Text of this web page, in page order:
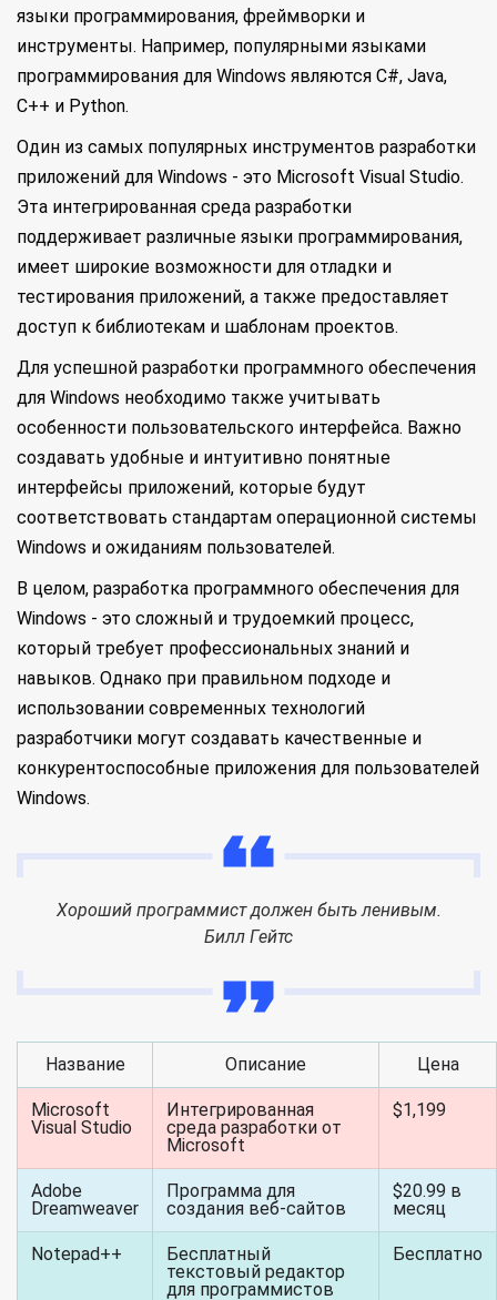
языки программирования, фреймворки и
инструменты. Например, популярными языками
программирования для Windows являются C#, Java,
C++ и Python.
Один из самых популярных инструментов разработки
приложений для Windows - это Microsoft Visual Studio.
Эта интегрированная среда разработки
поддерживает различные языки программирования,
имеет широкие возможности для отладки и
тестирования приложений, а также предоставляет
доступ к библиотекам и шаблонам проектов.
Для успешной разработки программного обеспечения
для Windows необходимо также учитывать
особенности пользовательского интерфейса. Важно
создавать удобные и интуитивно понятные
интерфейсы приложений, которые будут
соответствовать стандартам операционной системы
Windows и ожиданиям пользователей.
В целом, разработка программного обеспечения для
Windows - это сложный и трудоемкий процесс,
который требует профессиональных знаний и
навыков. Однако при правильном подходе и
использовании современных технологий
разработчики могут создавать качественные и
конкурентоспособные приложения для пользователей
Windows.
Хороший программист должен быть ленивым.
Билл Гейтс
Название Описание Цена
Microsoft
Visual Studio
Интегрированная
среда разработки от
Microsoft
$1,199
Adobe
Dreamweaver
Программа для
создания веб-сайтов
$20.99 в
месяц
Notepad++
Бесплатный
текстовый редактор
для программистов
Бесплатно